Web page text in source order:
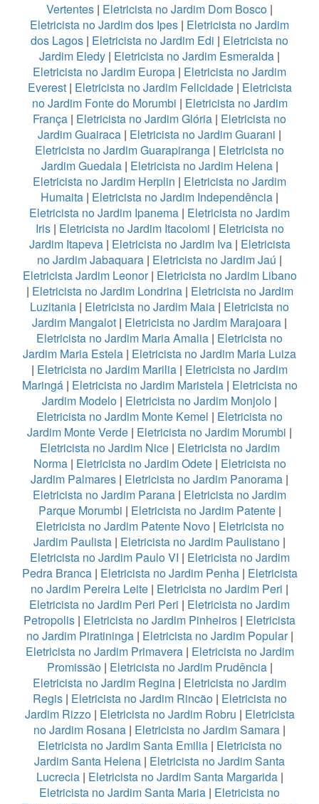
Vertentes | Eletricista no Jardim Dom Bosco |
Eletricista no Jardim dos Ipes | Eletricista no Jardim
dos Lagos | Eletricista no Jardim Edi | Eletricista no
Jardim Eledy | Eletricista no Jardim Esmeralda |
Eletricista no Jardim Europa | Eletricista no Jardim
Everest| Eletricista no Jardim Felicidade| Eletricista
no Jardim Fonte do Morumbi | Eletricista no Jardim
França | Eletricista no Jardim Glória | Eletricista no
Jardim Guairaca | Eletricista no Jardim Guarani |
Eletricista no Jardim Guarapiranga | Eletricista no
Jardim Guedala| Eletricista no Jardim Helena|
Eletricista no Jardim Herplin | Eletricista no Jardim
Humaita | Eletricista no Jardim Independência |
Eletricista no Jardim Ipanema | Eletricista no Jardim
Iris| Eletricista no Jardim Itacolomi | Eletricista no
Jardim Itapeva| Eletricista no Jardim Iva| Eletricista
no Jardim Jabaquara | Eletricista no Jardim Jaú |
Eletricista Jardim Leonor| Eletricista no Jardim Libano
| Eletricista no Jardim Londrina| Eletricista no Jardim
Luzitania | Eletricista no Jardim Maia | Eletricista no
Jardim Mangalot | Eletricista no Jardim Marajoara |
Eletricista no Jardim Maria Amalia | Eletricista no
Jardim Maria Estela | Eletricista no Jardim Maria Luiza
| Eletricista no Jardim Marilia | Eletricista no Jardim
Maringá| Eletricista no Jardim Maristela| Eletricista no
Jardim Modelo | Eletricista no Jardim Monjolo |
Eletricista no Jardim Monte Kemel | Eletricista no
Jardim Monte Verde | Eletricista no Jardim Morumbi |
Eletricista no Jardim Nice| Eletricista no Jardim
Norma| Eletricista no Jardim Odete| Eletricista no
Jardim Palmares | Eletricista no Jardim Panorama |
Eletricista no Jardim Parana | Eletricista no Jardim
Parque Morumbi | Eletricista no Jardim Patente|
Eletricista no Jardim Patente Novo| Eletricista no
Jardim Paulista | Eletricista no Jardim Paulistano |
Eletricista no Jardim Paulo VI | Eletricista no Jardim
Pedra Branca| Eletricista no Jardim Penha| Eletricista
no Jardim Pereira Leite | Eletricista no Jardim Peri |
Eletricista no Jardim Peri Peri | Eletricista no Jardim
Petropolis | Eletricista no Jardim Pinheiros | Eletricista
no Jardim Piratininga| Eletricista no Jardim Popular|
Eletricista no Jardim Primavera| Eletricista no Jardim
Promissão| Eletricista no Jardim Prudência|
Eletricista no Jardim Regina | Eletricista no Jardim
Regis| Eletricista no Jardim Rincão| Eletricista no
Jardim Rizzo| Eletricista no Jardim Robru | Eletricista
no Jardim Rosana | Eletricista no Jardim Samara |
Eletricista no Jardim Santa Emilia| Eletricista no
Jardim Santa Helena | Eletricista no Jardim Santa
Lucrecia| Eletricista no Jardim Santa Margarida|
Eletricista no Jardim Santa Maria | Eletricista no